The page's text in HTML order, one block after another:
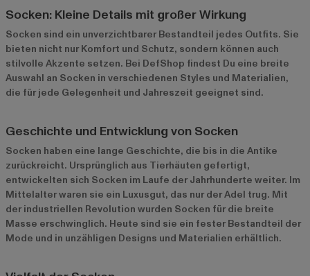
Socken: Kleine Details mit großer Wirkung
Socken sind ein unverzichtbarer Bestandteil jedes Outfits. Sie
bieten nicht nur Komfort und Schutz, sondern können auch
stilvolle Akzente setzen. Bei DefShop findest Du eine breite
Auswahl an Socken in verschiedenen Styles und Materialien,
die für jede Gelegenheit und Jahreszeit geeignet sind.
Geschichte und Entwicklung von Socken
Socken haben eine lange Geschichte, die bis in die Antike
zurückreicht. Ursprünglich aus Tierhäuten gefertigt,
entwickelten sich Socken im Laufe der Jahrhunderte weiter. Im
Mittelalter waren sie ein Luxusgut, das nur der Adel trug. Mit
der industriellen Revolution wurden Socken für die breite
Masse erschwinglich. Heute sind sie ein fester Bestandteil der
Mode und in unzähligen Designs und Materialien erhältlich.